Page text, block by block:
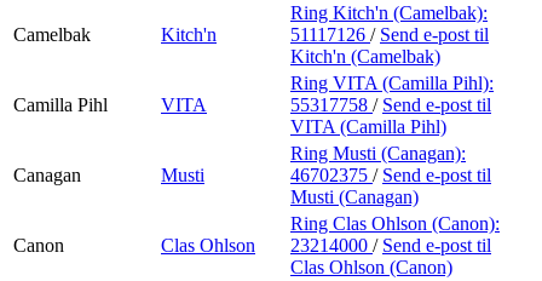
Camelbak Kitch'n
Ring Kitch'n (Camelbak):
51117126 / Send e-post til
Kitch'n (Camelbak)
Camilla Pihl VITA
Ring VITA (Camilla Pihl):
55317758 / Send e-post til
VITA (Camilla Pihl)
Canagan Musti
Ring Musti (Canagan):
46702375 / Send e-post til
Musti (Canagan)
Canon Clas Ohlson
Ring Clas Ohlson (Canon):
23214000 / Send e-post til
Clas Ohlson (Canon)